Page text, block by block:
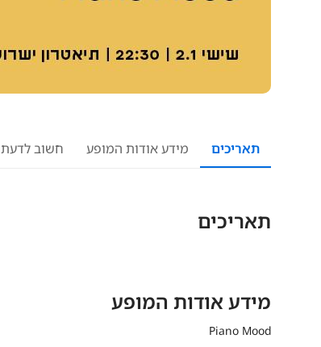
תאריכים מידע אודות המופע חשוב לדעת
תאריכים
מידע אודות המופע
Piano Mood